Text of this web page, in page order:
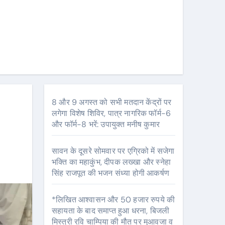
8 और 9 अगस्त को सभी मतदान केंद्रों पर
लगेगा विशेष शिविर, पात्र नागरिक फॉर्म-6
और फॉर्म-8 भरें: उपायुक्त मनीष कुमार
सावन के दूसरे सोमवार पर एग्रिको में सजेगा
भक्ति का महाकुंभ, दीपक लख्खा और स्नेहा
सिंह राजपूत की भजन संध्या होगी आकर्षण
*लिखित आश्वासन और 50 हजार रुपये की
सहायता के बाद समाप्त हुआ धरना, बिजली
मिस्त्री रवि चाम्पिया की मौत पर मुआवजा व